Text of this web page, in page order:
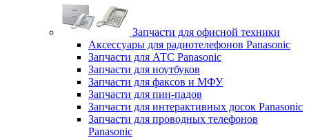
Запчасти для офисной техники
Аксессуары для радиотелефонов Panasonic
Запчасти для АТС Panasonic
Запчасти для ноутбуков
Запчасти для факсов и МФУ
Запчасти для пин-падов
Запчасти для интерактивных досок Panasonic
Запчасти для проводных телефонов
Panasonic